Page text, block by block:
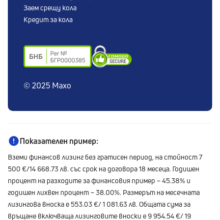
Сигнали по ЗЗЛПСПОИН
Заем срещу кола
Кредит за кола
© 2025 Maxo
Показателен пример:
Вземи финансов лизинг без гратисен период, на стойност 7
500 €/14 668.73 лв. със срок на договора 18 месеца. Годишен
процент на разходите за финансовия пример – 45.38% и
годишен лихвен процент – 38.00%. Размерът на месечната
лизингова вноска е 553.03 €/ 1 081.63 лв. Общата сума за
връщане включваща лизинговите вноски е 9 954.54 €/ 19